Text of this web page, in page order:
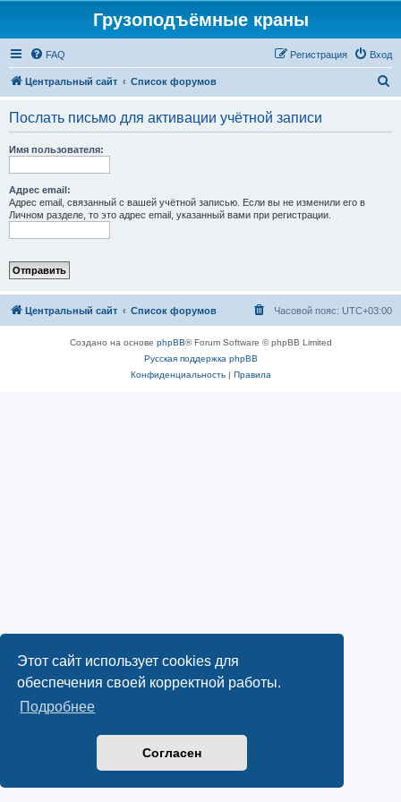
Этот сайт использует cookies для
обеспечения своей корректной работы.
Подробнее
Согласен
Грузоподъёмные краны
FAQ Вход
Регистрация
Центральный сайт Список форумов
Послать письмо для активации учётной записи
Имя пользователя:
Адрес email:
Адрес email, связанный с вашей учётной записью. Если вы не изменили его в
Личном разделе, то это адрес email, указанный вами при регистрации.
Центральный сайт Список форумов Часовой пояс: UTC+03:00
Создано на основе phpBB® Forum Software © phpBB Limited
Русская поддержка phpBB
Конфиденциальность| Правила